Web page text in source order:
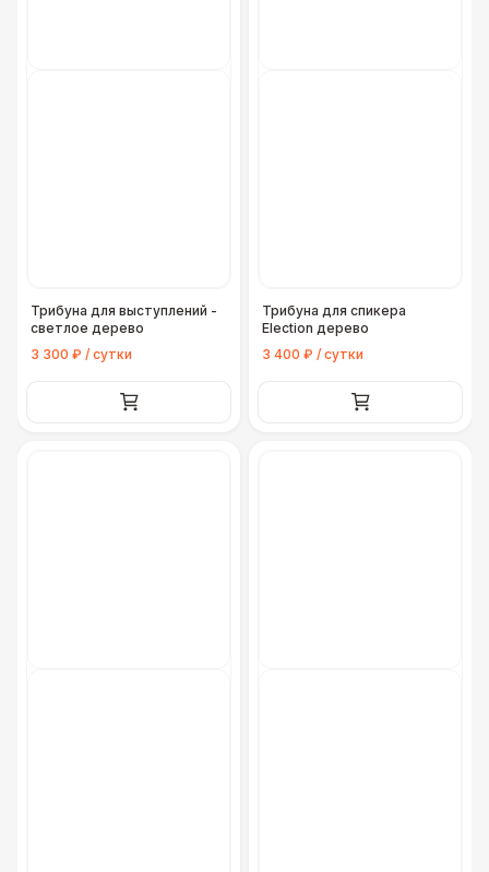
Трибуна для выступлений -
светлое дерево
3 300 ₽ / сутки
Трибуна для спикера
Election дерево
3 400 ₽ / сутки